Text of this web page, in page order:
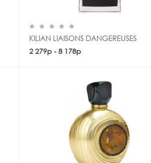
KILIAN LIAISONS DANGEREUSES
2 279р - 8 178р